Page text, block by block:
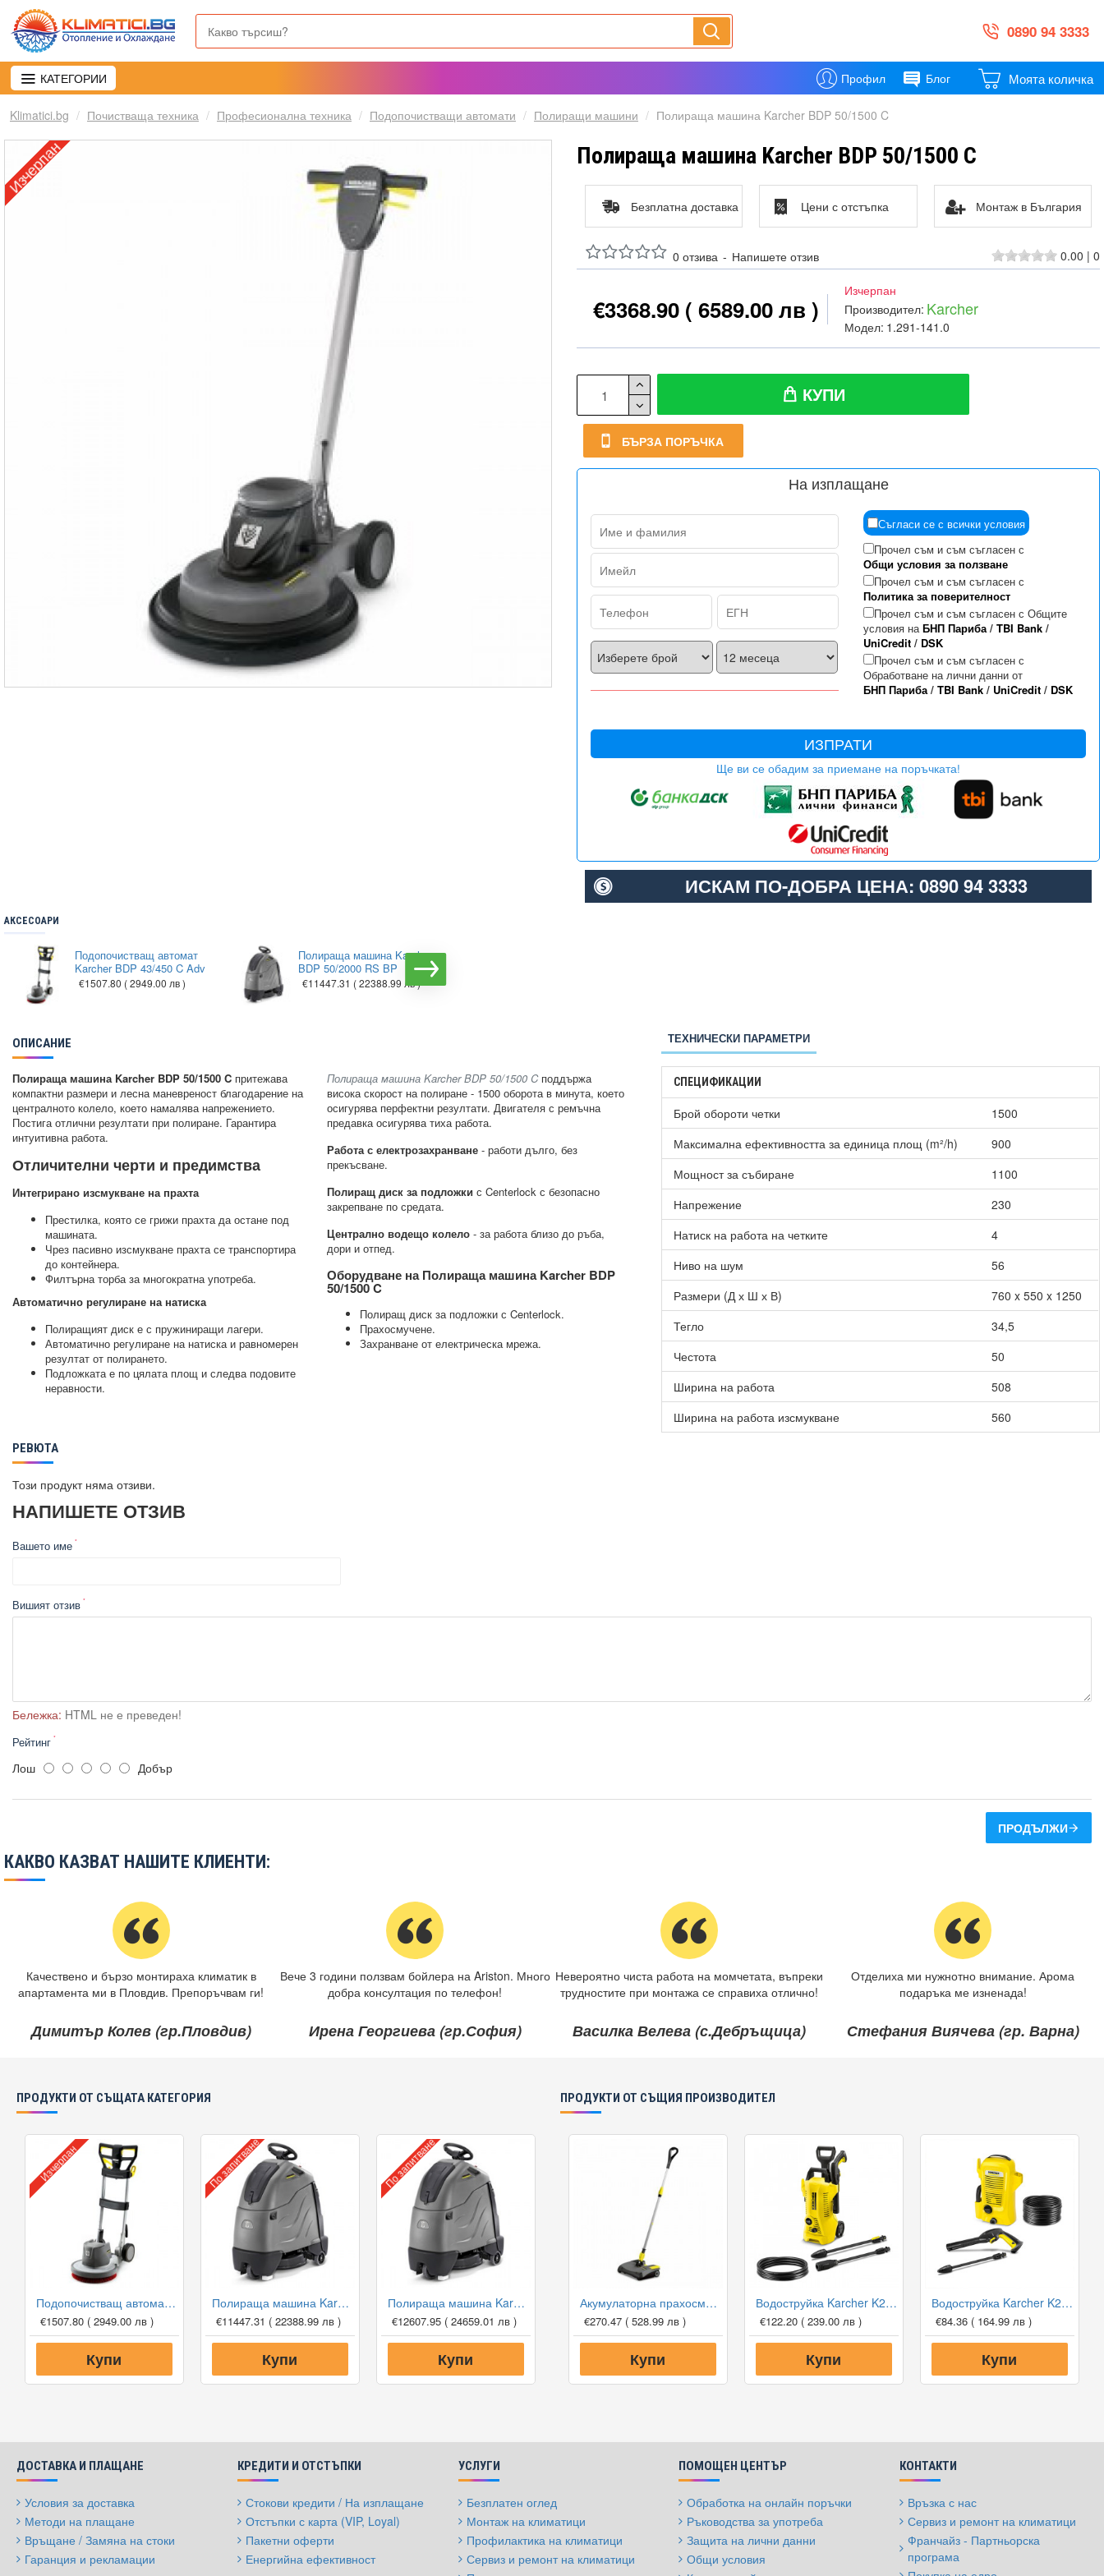
0890 94 3333
КАТЕГОРИИ Профил Блог Моята количка
Klimatici.bg Почистваща техника Професионална техника Подопочистващи автомати Полиращи машини Полираща машина Karcher BDP 50/1500 C
Изчерпан Полираща машина Karcher BDP 50/1500 C
0 отзива - Напишете отзив 0.00 | 0
€3368.90 ( 6589.00 лв )
Изчерпан
Производител: Karcher
Модел: 1.291-141.0
КУПИ
БЪРЗА ПОРЪЧКА
На изплащане
Съгласи се с всички условия
Прочел съм и съм съгласен с
Общи условия за ползване
Прочел съм и съм съгласен с
Политика за поверителност
Прочел съм и съм съгласен с Общите
условия наБНП Париба/ TBI Bank/
UniCredit/ DSK
Прочел съм и съм съгласен с
Обработване на лични данни от
БНП Париба/ TBI Bank/ UniCredit/ DSK
ИЗПРАТИ
Ще ви се обадим за приемане на поръчката!
Безплатна доставка Цени с отстъпка Монтаж в България
ИСКАМ ПО-ДОБРА ЦЕНА: 0890 94 3333
АКСЕСОАРИ
Подопочистващ автомат
Karcher BDP 43/450 C Adv
€1507.80 ( 2949.00 лв )
Полираща машина Karcher
BDP 50/2000 RS BP
€11447.31 ( 22388.99 лв )
ОПИСАНИЕ
Полираща машина Karcher BDP 50/1500 C притежава
компактни размери и лесна маневреност благодарение на
централното колело, което намалява напрежението.
Постига отлични резултати при полиране. Гарантира
интуитивна работа.
Отличителни черти и предимства
Интегрирано изсмукване на прахта
Престилка, която се грижи прахта да остане под
машината.
Чрез пасивно изсмукване прахта се транспортира
до контейнера.
Филтърна торба за многократна употреба.
Автоматично регулиране на натиска
Полиращият диск е с пружиниращи лагери.
Автоматично регулиране на натиска и равномерен
резултат от полирането.
Подложката е по цялата площ и следва подовите
неравности.
Полираща машина Karcher BDP 50/1500 C поддържа
висока скорост на полиране - 1500 оборота в минута, което
осигурява перфектни резултати. Двигателя с ремъчна
предавка осигурява тиха работа.
Работа с електрозахранване- работи дълго, без
прекъсване.
Полиращ диск за подложки с Centerlock с безопасно
закрепване по средата.
Централно водещо колело- за работа близо до ръба,
дори и отпед.
Оборудване на Полираща машина Karcher BDP
50/1500 C
Полиращ диск за подложки с Centerlock.
Прахосмучене.
Захранване от електрическа мрежа.
ТЕХНИЧЕСКИ ПАРАМЕТРИ
СПЕЦИФИКАЦИИ
Брой обороти четки
1500
Максимална ефективността за единица площ (m²/h)
900
Мощност за събиране
1100
Напрежение
230
Натиск на работа на четките
4
Ниво на шум
56
Размери (Д х Ш х В)
760 x 550 x 1250
Тегло
34,5
Честота
50
Ширина на работа
508
Ширина на работа изсмукване
560
РЕВЮТА
Този продукт няма отзиви.
НАПИШЕТЕ ОТЗИВ
Вашето име
Вишият отзив
Бележка: HTML не е преведен!
Рейтинг
Лош Добър
ПРОДЪЛЖИ
КАКВО КАЗВАТ НАШИТЕ КЛИЕНТИ:
Качествено и бързо монтираха климатик в
апартамента ми в Пловдив. Препоръчвам ги!
Димитър Колев (гр.Пловдив)
Вече 3 години ползвам бойлера на Ariston. Много
добра консултация по телефон!
Ирена Георгиева (гр.София)
Невероятно чиста работа на момчетата, въпреки
трудностите при монтажа се справиха отлично!
Василка Велева (с.Дебръщица)
Отделиха ми нужнотно внимание. Арома
подаръка ме изненада!
Стефания Виячева (гр. Варна)
ПРОДУКТИ ОТ СЪЩАТА КАТЕГОРИЯ
Изчерпан
Подопочистващ автомат Karcher BDP 43/450 C Adv
€1507.80 ( 2949.00 лв )
Купи
По запитване
Полираща машина Karcher BDP 50/2000 RS BP
€11447.31 ( 22388.99 лв )
Купи
По запитване
Полираща машина Karcher BDP 50/2000 RS Bp Pack
€12607.95 ( 24659.01 лв )
Купи
ПРОДУКТИ ОТ СЪЩИЯ ПРОИЗВОДИТЕЛ
Акумулаторна прахосмукачка Karcher EB 30/1 Li-Ion
€270.47 ( 528.99 лв )
Купи
Водоструйка Karcher K2 Power Control
€122.20 ( 239.00 лв )
Купи
Водоструйка Karcher K2 OPP
€84.36 ( 164.99 лв )
Купи
ДОСТАВКА И ПЛАЩАНЕ
Условия за доставка
Методи на плащане
Връщане / Замяна на стоки
Гаранция и рекламации
КРЕДИТИ И ОТСТЪПКИ
Стокови кредити / На изплащане
Отстъпки с карта (VIP, Loyal)
Пакетни оферти
Енергийна ефективност
УСЛУГИ
Безплатен оглед
Монтаж на климатици
Профилактика на климатици
Сервиз и ремонт на климатици
ПОМОЩЕН ЦЕНТЪР
Обработка на онлайн поръчки
Ръководства за употреба
Защита на лични данни
Общи условия
КОНТАКТИ
Връзка с нас
Сервиз и ремонт на климатици
Франчайз - Партньорска
програма